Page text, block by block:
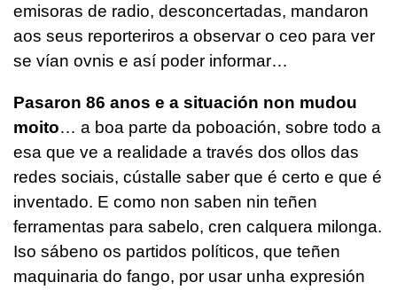
emisoras de radio, desconcertadas, mandaron
aos seus reporteriros a observar o ceo para ver
se vían ovnis e así poder informar…
Pasaron 86 anos e a situación non mudou
moito… a boa parte da poboación, sobre todo a
esa que ve a realidade a través dos ollos das
redes sociais, cústalle saber que é certo e que é
inventado. E como non saben nin teñen
ferramentas para sabelo, cren calquera milonga.
Iso sábeno os partidos políticos, que teñen
maquinaria do fango, por usar unha expresión